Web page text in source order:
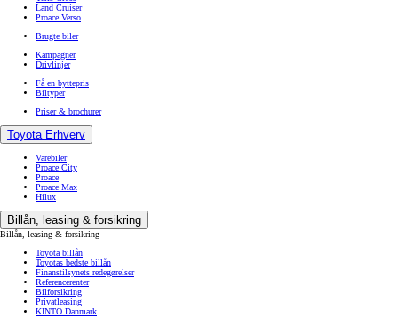
Land Cruiser
Proace Verso
Brugte biler
Kampagner
Drivlinjer
Få en byttepris
Biltyper
Priser & brochurer
Toyota Erhverv
Varebiler
Proace City
Proace
Proace Max
Hilux
Billån, leasing & forsikring
Billån, leasing & forsikring
Toyota billån
Toyotas bedste billån
Finanstilsynets redegørelser
Referencerenter
Bilforsikring
Privatleasing
KINTO Danmark